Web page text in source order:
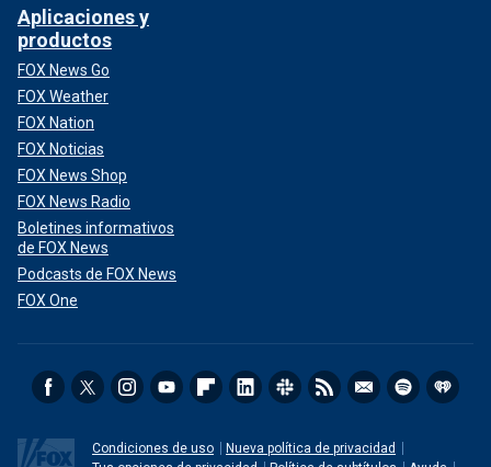
Aplicaciones y
productos
FOX News Go
FOX Weather
FOX Nation
FOX Noticias
FOX News Shop
FOX News Radio
Boletines informativos
de FOX News
Podcasts de FOX News
FOX One
Condiciones de uso
Nueva política de privacidad